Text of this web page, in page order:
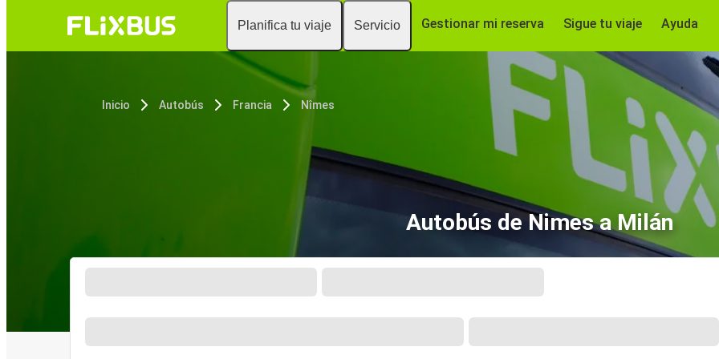
Planifica tu viaje Servicio Gestionar mi reserva Sigue tu viaje Ayuda
Inicio Autobús Francia Nîmes
Autobús de Nimes a Milán